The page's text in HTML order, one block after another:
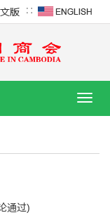
∷
导
通过)